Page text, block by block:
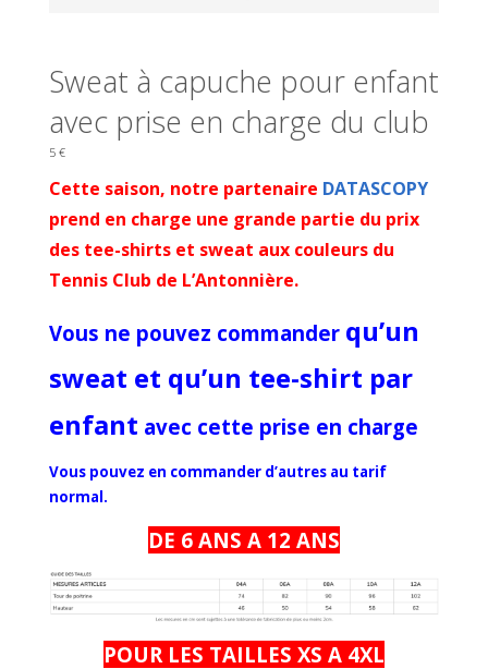
Sweat à capuche pour enfant
avec prise en charge du club
5 €
Cette saison, notre partenaire DATASCOPY
prend en charge une grande partie du prix
des tee-shirts et sweat aux couleurs du
Tennis Club de L’Antonnière.
Vous ne pouvez commander qu’un
sweat et qu’un tee-shirt par
enfant avec cette prise en charge
Vous pouvez en commander d’autres au tarif
normal.
DE 6 ANS A 12 ANS
POUR LES TAILLES XS A 4XL